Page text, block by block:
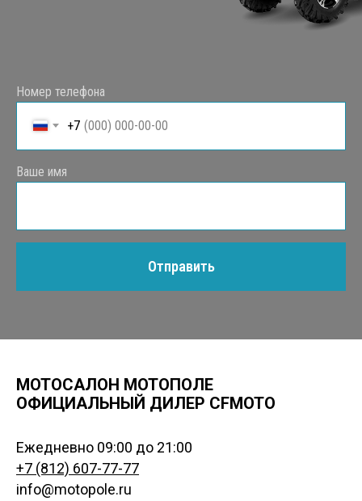
Номер телефона
+7
Ваше имя
Отправить
МОТОСАЛОН МОТОПОЛЕ
ОФИЦИАЛЬНЫЙ ДИЛЕР CFMOTO
Ежедневно 09:00 до 21:00
+7 (812) 607-77-77
info@motopole.ru